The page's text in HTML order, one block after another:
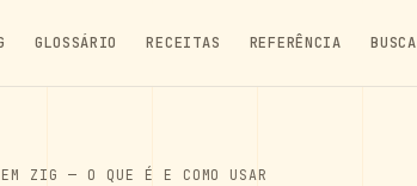
GLOSSÁRIO RECEITAS REFERÊNCIA BUSCA
EM ZIG — O QUE É E COMO USAR